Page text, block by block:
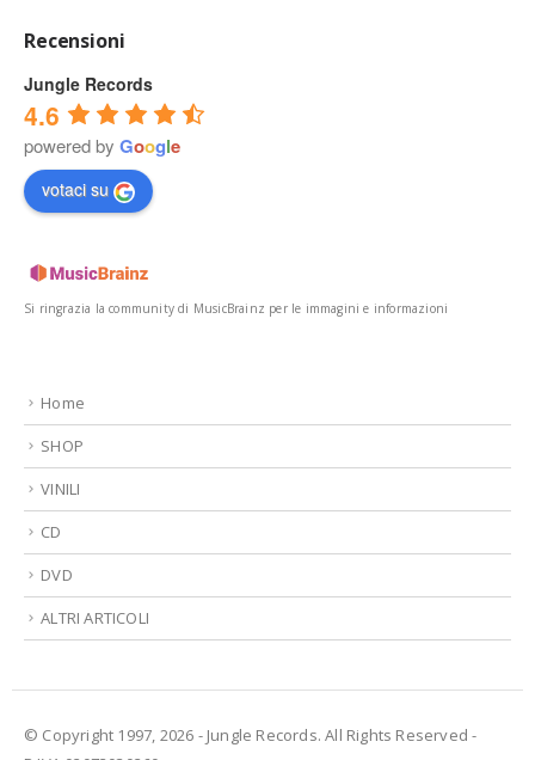
Recensioni
Jungle Records
4.6
powered by Google
votaci su
Si ringrazia la community di MusicBrainz per le immagini e informazioni
Home
SHOP
VINILI
CD
DVD
ALTRI ARTICOLI
© Copyright 1997, 2026 - Jungle Records. All Rights Reserved -